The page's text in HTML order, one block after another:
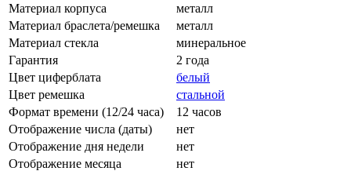
Материал корпуса
металл
Материал браслета/ремешка
металл
Материал стекла
минеральное
Гарантия
2 года
Цвет циферблата
белый
Цвет ремешка
стальной
Формат времени (12/24 часа)
12 часов
Отображение числа (даты)
нет
Отображение дня недели
нет
Отображение месяца
нет